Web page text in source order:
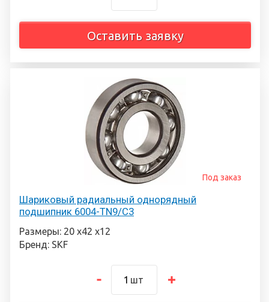
Оставить заявку
Шариковый радиальный однорядный
подшипник 6004-TN9/C3
Под заказ
Размеры: 20 х42 х12
Бренд: SKF
шт